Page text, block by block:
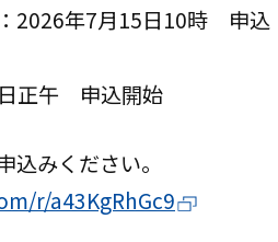
2026年7月15日10時 申込
正午 申込開始
込みください。
r/a43KgRhGc9